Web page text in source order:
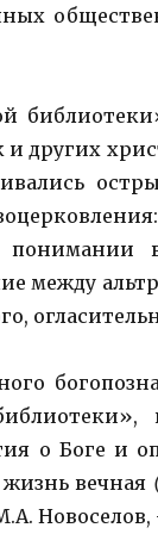
и других
понимании
между
о Боге и
вечная